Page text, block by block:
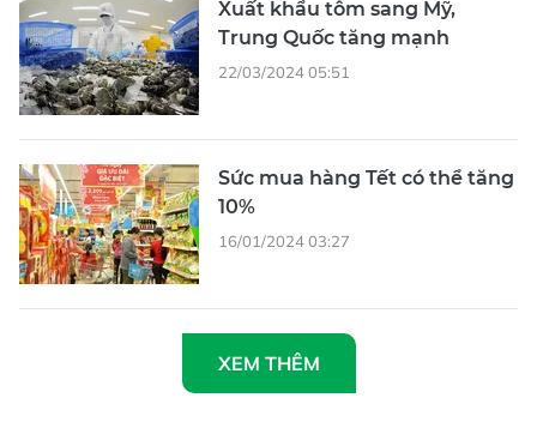
Xuất khẩu tôm sang Mỹ,
Trung Quốc tăng mạnh
22/03/2024 05:51
Sức mua hàng Tết có thể tăng
10%
16/01/2024 03:27
XEM THÊM